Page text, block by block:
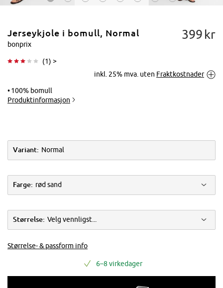
Trykk for å
Jerseykjole i bomull, Normal
bonprix
(1) >
399 kr
inkl. 25% mva. uten Fraktkostnader
100% bomull
Produktinformasjon
Variant: Normal
Farge: rød sand
Størrelse: Velg vennligst...
Størrelse- & passform info
6–8 virkedager